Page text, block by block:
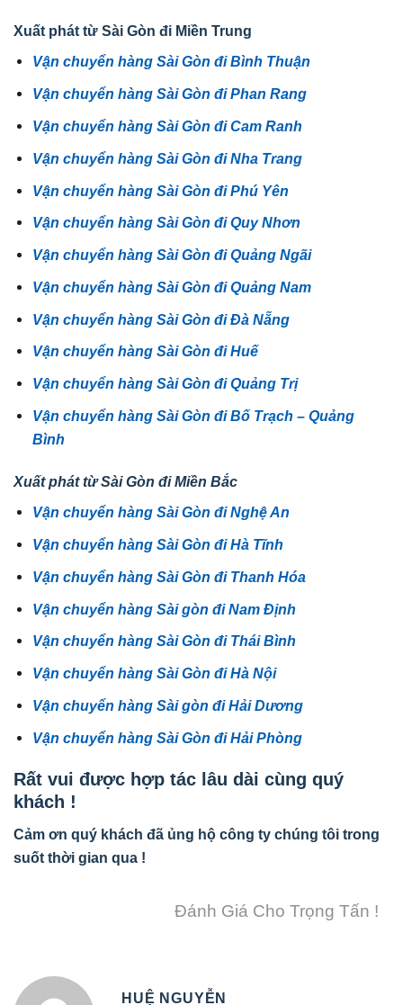
Xuất phát từ Sài Gòn đi Miền Trung
Vận chuyển hàng Sài Gòn đi Bình Thuận
Vận chuyển hàng Sài Gòn đi Phan Rang
Vận chuyển hàng Sài Gòn đi Cam Ranh
Vận chuyển hàng Sài Gòn đi Nha Trang
Vận chuyển hàng Sài Gòn đi Phú Yên
Vận chuyển hàng Sài Gòn đi Quy Nhơn
Vận chuyển hàng Sài Gòn đi Quảng Ngãi
Vận chuyển hàng Sài Gòn đi Quảng Nam
Vận chuyển hàng Sài Gòn đi Đà Nẵng
Vận chuyển hàng Sài Gòn đi Huế
Vận chuyển hàng Sài Gòn đi Quảng Trị
Vận chuyển hàng Sài Gòn đi Bố Trạch – Quảng
Bình
Xuất phát từ Sài Gòn đi Miền Bắc
Vận chuyển hàng Sài Gòn đi Nghệ An
Vận chuyển hàng Sài Gòn đi Hà Tĩnh
Vận chuyển hàng Sài Gòn đi Thanh Hóa
Vận chuyển hàng Sài gòn đi Nam Định
Vận chuyển hàng Sài Gòn đi Thái Bình
Vận chuyển hàng Sài Gòn đi Hà Nội
Vận chuyển hàng Sài gòn đi Hải Dương
Vận chuyển hàng Sài Gòn đi Hải Phòng
Rất vui được hợp tác lâu dài cùng quý
khách !
Cảm ơn quý khách đã ủng hộ công ty chúng tôi trong
suốt thời gian qua !
Đánh Giá Cho Trọng Tấn !
HUỆ NGUYỄN